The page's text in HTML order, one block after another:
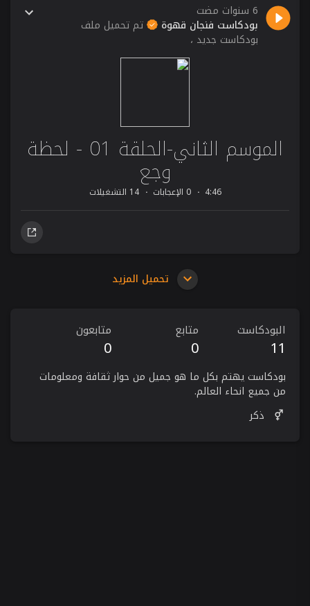
6 سنوات مضت
بودكاست فنجان قهوة تم تحميل ملف
بودكاست جديد ،
الموسم الثاني-الحلقة 01 - لحظة
وجع
4:46 0 الإعجابات 14 التشغيلات
تحميل المزيد
متابعون
0
متابع
0
البودكاست
11
بودكاست يهتم بكل ما هو جميل من حوار ثقافة ومعلومات
من جميع انحاء العالم.
ذكر